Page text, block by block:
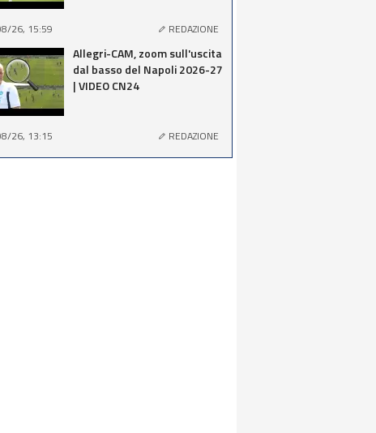
26, 15:59 REDAZIONE
Allegri-CAM, zoom sull'uscita
dal basso del Napoli 2026-27
| VIDEO CN24
26, 13:15 REDAZIONE